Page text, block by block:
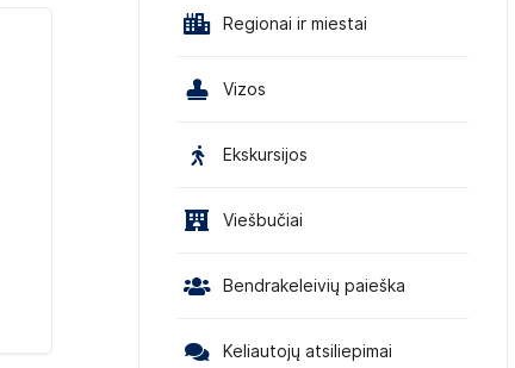
Regionai ir miestai
Vizos
Ekskursijos
Viešbučiai
Bendrakeleivių paieška
Keliautojų atsiliepimai